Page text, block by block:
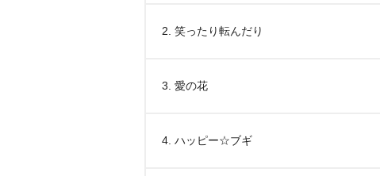
2. 笑ったり転んだり
3. 愛の花
4. ハッピー☆ブギ